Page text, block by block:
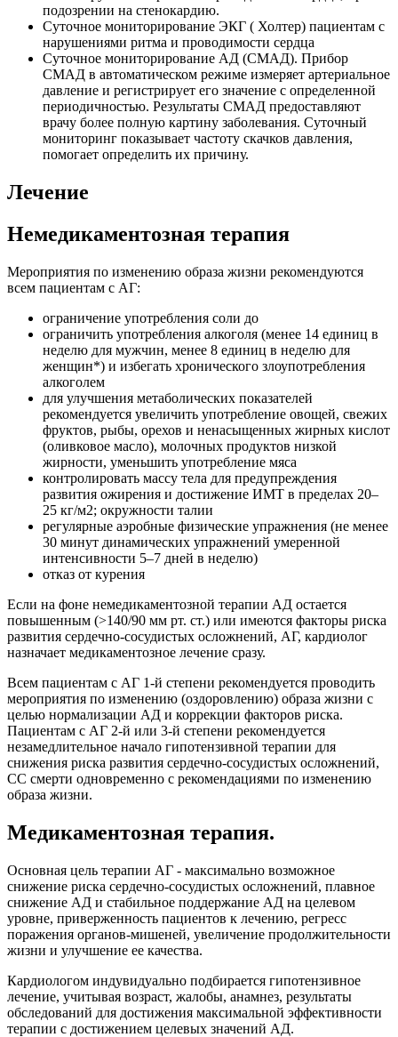
подозрении на стенокардию.
Суточное мониторирование ЭКГ ( Холтер) пациентам с
нарушениями ритма и проводимости сердца
Суточное мониторирование АД (СМАД). Прибор
СМАД в автоматическом режиме измеряет артериальное
давление и регистрирует его значение с определенной
периодичностью. Результаты СМАД предоставляют
врачу более полную картину заболевания. Суточный
мониторинг показывает частоту скачков давления,
помогает определить их причину.
Лечение
Немедикаментозная терапия
Мероприятия по изменению образа жизни рекомендуются
всем пациентам с АГ:
ограничение употребления соли до
ограничить употребления алкоголя (менее 14 единиц в
неделю для мужчин, менее 8 единиц в неделю для
женщин*) и избегать хронического злоупотребления
алкоголем
для улучшения метаболических показателей
рекомендуется увеличить употребление овощей, свежих
фруктов, рыбы, орехов и ненасыщенных жирных кислот
(оливковое масло), молочных продуктов низкой
жирности, уменьшить употребление мяса
контролировать массу тела для предупреждения
развития ожирения и достижение ИМТ в пределах 20–
25 кг/м2; окружности талии
регулярные аэробные физические упражнения (не менее
30 минут динамических упражнений умеренной
интенсивности 5–7 дней в неделю)
отказ от курения
Если на фоне немедикаментозной терапии АД остается
повышенным (>140/90 мм рт. ст.) или имеются факторы риска
развития сердечно-сосудистых осложнений, АГ, кардиолог
назначает медикаментозное лечение сразу.
Всем пациентам с АГ 1-й степени рекомендуется проводить
мероприятия по изменению (оздоровлению) образа жизни с
целью нормализации АД и коррекции факторов риска.
Пациентам с АГ 2-й или 3-й степени рекомендуется
незамедлительное начало гипотензивной терапии для
снижения риска развития сердечно-сосудистых осложнений,
СС смерти одновременно с рекомендациями по изменению
образа жизни.
Медикаментозная терапия.
Основная цель терапии АГ - максимально возможное
снижение риска сердечно-сосудистых осложнений, плавное
снижение АД и стабильное поддержание АД на целевом
уровне, приверженность пациентов к лечению, регресс
поражения органов-мишеней, увеличение продолжительности
жизни и улучшение ее качества.
Кардиологом индувидуально подбирается гипотензивное
лечение, учитывая возраст, жалобы, анамнез, результаты
обследований для достижения максимальной эффективности
терапии с достижением целевых значений АД.